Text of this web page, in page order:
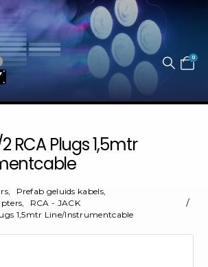
0
RCA Plugs 1,5mtr
, Prefab geluids kabels,
,
RCA - JACK
1,5mtr Line/Instrumentcable